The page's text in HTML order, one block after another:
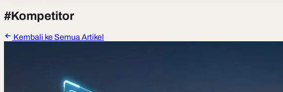
#Kompetitor
Kembali ke Semua Artikel